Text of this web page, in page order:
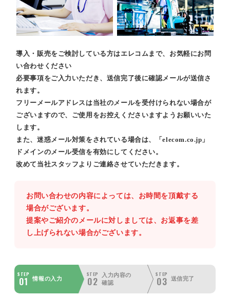
導入・販売をご検討している方はエレコムまで、お気軽にお問
い合わせください
必要事項をご入力いただき、送信完了後に確認メールが送信さ
れます。
フリーメールアドレスは当社のメールを受付けられない場合が
ございますので、ご使用をお控えくださいますようお願いいた
します。
また、迷惑メール対策をされている場合は、「elecom.co.jp」
ドメインのメール受信を有効にしてください。
改めて当社スタッフよりご連絡させていただきます。
お問い合わせの内容によっては、お時間を頂戴する
場合がございます。
提案やご紹介のメールに対しましては、お返事を差
し上げられない場合がございます。
STEP
01 情報の入力
STEP
02
入力内容の
確認
STEP
03 送信完了